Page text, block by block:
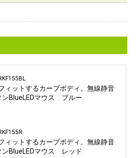
ィットするカーブボディ。無線静音
ンBlueLEDマウス ブルー
ィットするカーブボディ。無線静音
ンBlueLEDマウス レッド